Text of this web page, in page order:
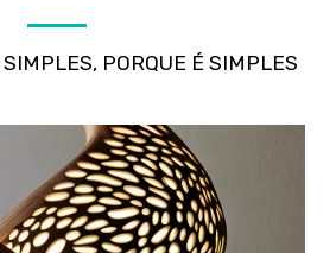
PORQUE É SIMPLES